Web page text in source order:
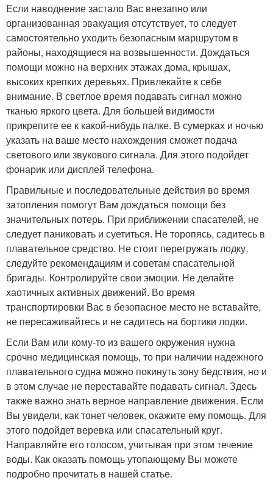
Если наводнение застало Вас внезапно или
организованная эвакуация отсутствует, то следует
самостоятельно уходить безопасным маршрутом в
районы, находящиеся на возвышенности. Дождаться
помощи можно на верхних этажах дома, крышах,
высоких крепких деревьях. Привлекайте к себе
внимание. В светлое время подавать сигнал можно
тканью яркого цвета. Для большей видимости
прикрепите ее к какой-нибудь палке. В сумерках и ночью
указать на ваше место нахождения сможет подача
светового или звукового сигнала. Для этого подойдет
фонарик или дисплей телефона.
Правильные и последовательные действия во время
затопления помогут Вам дождаться помощи без
значительных потерь. При приближении спасателей, не
следует паниковать и суетиться. Не торопясь, садитесь в
плавательное средство. Не стоит перегружать лодку,
следуйте рекомендациям и советам спасательной
бригады. Контролируйте свои эмоции. Не делайте
хаотичных активных движений. Во время
транспортировки Вас в безопасное место не вставайте,
не пересаживайтесь и не садитесь на бортики лодки.
Если Вам или кому-то из вашего окружения нужна
срочно медицинская помощь, то при наличии надежного
плавательного судна можно покинуть зону бедствия, но и
в этом случае не переставайте подавать сигнал. Здесь
также важно знать верное направление движения. Если
Вы увидели, как тонет человек, окажите ему помощь. Для
этого подойдет веревка или спасательный круг.
Направляйте его голосом, учитывая при этом течение
воды. Как оказать помощь утопающему Вы можете
подробно прочитать в нашей статье.